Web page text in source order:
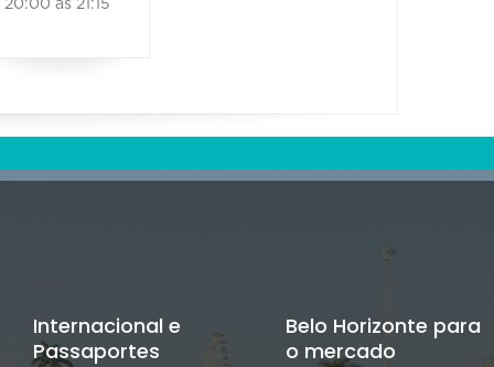
às 21:15
Internacional e
Passaportes
Belo Horizonte para
o mercado